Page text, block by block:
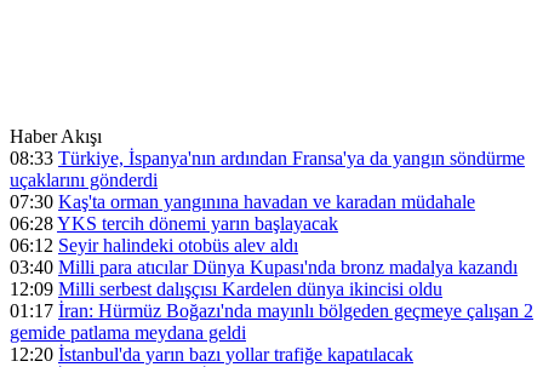
Haber Akışı
08:33 Türkiye, İspanya'nın ardından Fransa'ya da yangın söndürme
uçaklarını gönderdi
07:30 Kaş'ta orman yangınına havadan ve karadan müdahale
06:28YKS tercih dönemi yarın başlayacak
06:12 Seyir halindeki otobüs alev aldı
03:40 Milli para atıcılar Dünya Kupası'nda bronz madalya kazandı
12:09 Milli serbest dalışçısı Kardelen dünya ikincisi oldu
01:17 İran: Hürmüz Boğazı'nda mayınlı bölgeden geçmeye çalışan 2
gemide patlama meydana geldi
12:20 İstanbul'da yarın bazı yollar trafiğe kapatılacak